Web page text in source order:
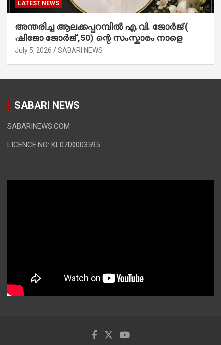
LATEST NEWS
അന്തരിച്ച ആ​ല​ക്ക​പ്പ​റമ്പിൽ​ എ.​വി. ജോ​ർ​ജ് (
ഷിജോ ജോർജ് ,50) ന്റെ സംസ്കാരം നാളെ
July 5, 2026 SABARI NEWS
SABARI NEWS
SABARINEWS.COM
LICENCE NO: KL07D0003595